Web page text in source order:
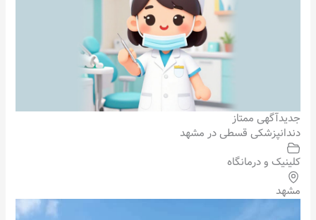
جدیدآگهی ممتاز
دندانپزشکی قسطی در مشهد
کلینیک و درمانگاه
مشهد